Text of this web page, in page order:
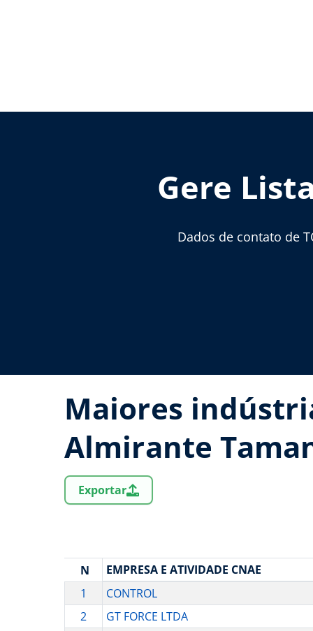
Gere
Dados de contato de
Maiores
Almirante
Exportar
N
EMPRESA E ATIVIDADE CNAE
1
CONTROL
2
GT FORCE LTDA